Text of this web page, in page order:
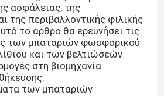
ασφάλειας, της
της περιβαλλοντικής φιλικής
το άρθρο θα ερευνήσει τις
των μπαταριών φωσφορικού
και των βελτιώσεών
στη βιομηχανία
των μπαταριών